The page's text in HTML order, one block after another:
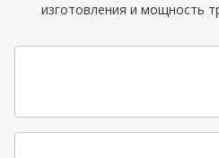
изготовления и мощность